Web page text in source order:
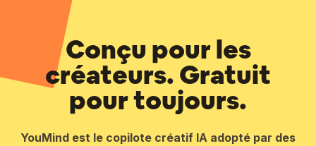
Conçu pour les
créateurs. Gratuit
pour toujours.
YouMind est le copilote créatif IA adopté par des